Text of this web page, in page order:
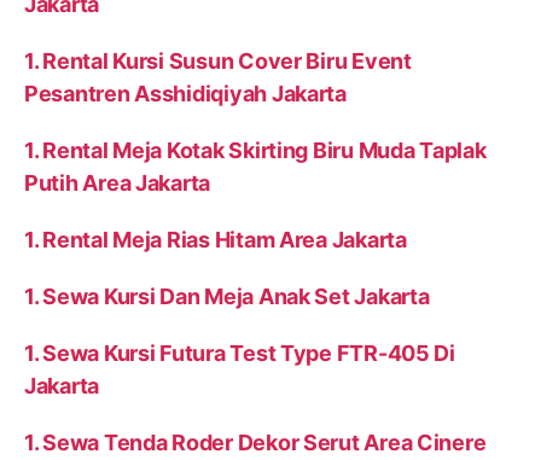
1. Rental Kursi Susun Cover Biru Event
Pesantren Asshidiqiyah Jakarta
1. Rental Meja Kotak Skirting Biru Muda Taplak
Putih Area Jakarta
1. Rental Meja Rias Hitam Area Jakarta
1. Sewa Kursi Dan Meja Anak Set Jakarta
1. Sewa Kursi Futura Test Type FTR-405 Di
Jakarta
1. Sewa Tenda Roder Dekor Serut Area Cinere